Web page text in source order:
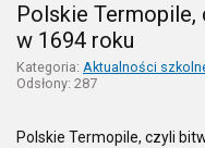
Polskie
w 1694 roku
Kategoria: Aktualności
Odsłony: 287
Polskie Termopile, czyli